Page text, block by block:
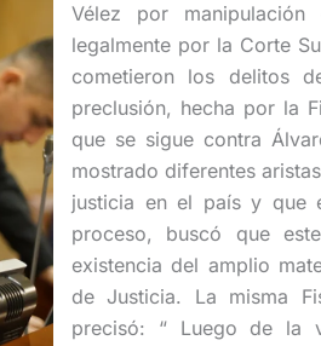
Vélez por
legalmente por la Corte
cometieron los delitos
preclusión, hecha por la
que se sigue contra
mostrado diferentes
justicia en el país y que
proceso, buscó que
existencia del amplio
de Justicia. La misma
precisó: “ Luego de la